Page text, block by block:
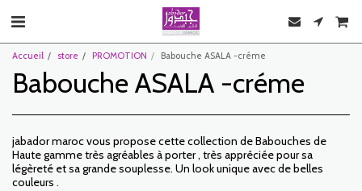
Accueil store PROMOTION Babouche ASALA -créme
Babouche ASALA -créme
jabador maroc vous propose cette collection de Babouches de
Haute gamme très agréables à porter , très appréciée pour sa
légèreté et sa grande souplesse. Un look unique avec de belles
couleurs .